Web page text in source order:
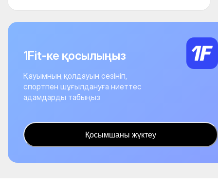
1Fit-ке қосылыңыз
Қауымның қолдауын сезініп,
спортпен шұғылдануға ниеттес
адамдарды табыңыз
Қосымшаны жүктеу